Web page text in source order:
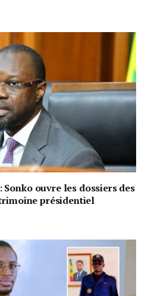
ouvre les dossiers des
présidentiel